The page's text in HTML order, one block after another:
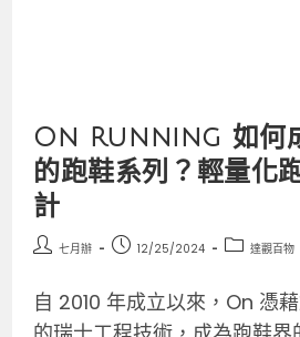
On Running 如何
的跑鞋系列？輕量化
計
七月辦 12/25/2024 達觀百物
自 2010 年成立以來，On 憑